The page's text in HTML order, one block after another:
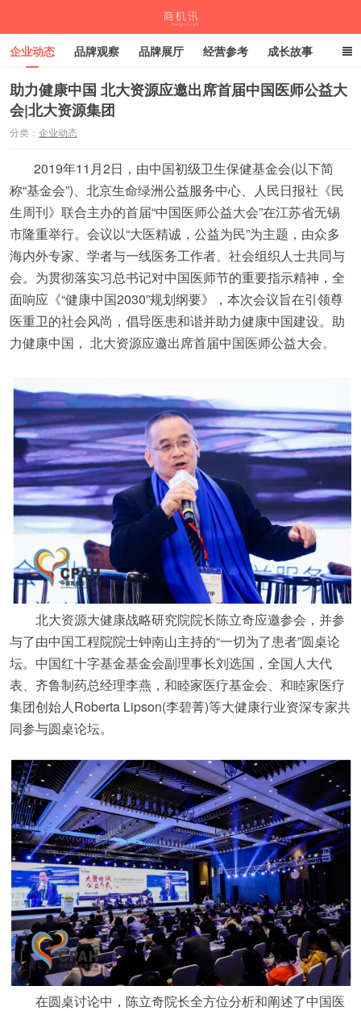
企业动态 品牌观察 品牌展厅 经营参考 成长故事
深度观察 伙伴计划
助力健康中国 北大资源应邀出席首届中国医师公益大
会|北大资源集团
分类： 企业动态
2019年11月2日，由中国初级卫生保健基金会(以下简
称“基金会”)、北京生命绿洲公益服务中心、人民日报社《民
生周刊》联合主办的首届“中国医师公益大会”在江苏省无锡
市隆重举行。会议以“大医精诚，公益为民”为主题，由众多
海内外专家、学者与一线医务工作者、社会组织人士共同与
会。为贯彻落实习总书记对中国医师节的重要指示精神，全
面响应《“健康中国2030”规划纲要》，本次会议旨在引领尊
医重卫的社会风尚，倡导医患和谐并助力健康中国建设。助
力健康中国， 北大资源应邀出席首届中国医师公益大会。
北大资源大健康战略研究院院长陈立奇应邀参会，并参
与了由中国工程院院士钟南山主持的“一切为了患者”圆桌论
坛。中国红十字基金基金会副理事长刘选国，全国人大代
表、齐鲁制药总经理李燕，和睦家医疗基金会、和睦家医疗
集团创始人Roberta Lipson(李碧菁)等大健康行业资深专家共
同参与圆桌论坛。
在圆桌讨论中，陈立奇院长全方位分析和阐述了中国医